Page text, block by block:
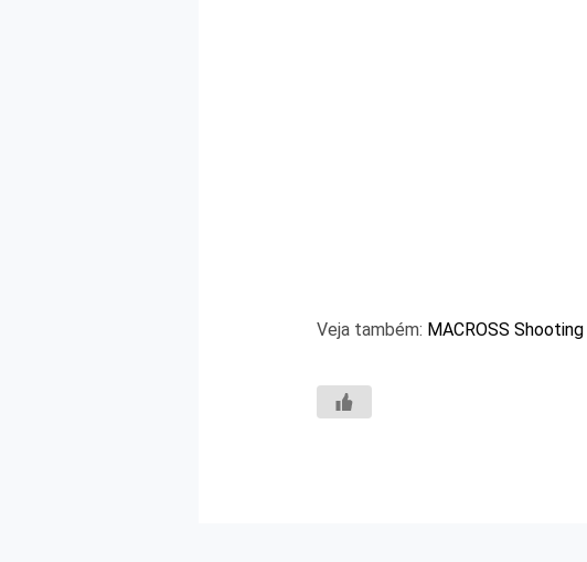
Veja também: MACROSS